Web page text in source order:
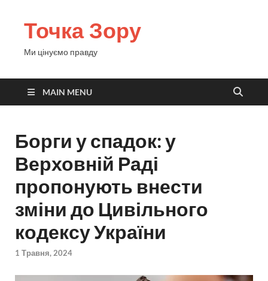
Точка Зору
Ми цінуємо правду
MAIN MENU
Борги у спадок: у
Верховній Раді
пропонують внести
зміни до Цивільного
кодексу України
1 Травня, 2024